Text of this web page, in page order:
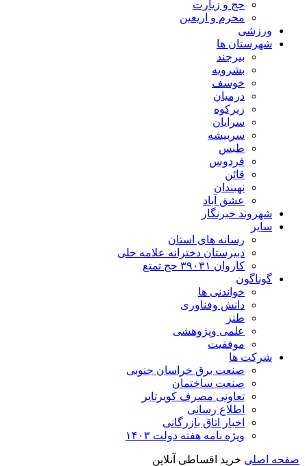
حج و زیارت
محرم و اریعین
ورزشی
شهرستان ها
بیرجند
بشرویه
خوسف
درمیان
زیرکوه
سرایان
سربیشه
طبس
فردوس
قائن
نهبندان
عشق آباد
شهروند خبرنگار
سایر
رسانه های استان
دبیرستان دخترانه علامه حلی
کاروان ۳۹۰۳۱ حج تمتع
گوناگون
خواندنی ها
دانش وفناوری
طنز
علمی وپژوهشی
موفقیت
شرکت ها
صنعت برق خراسان جنوبی
صنعت ساختمان
تعاونی مصرف کویرتایر
اطلاع رسانی
اخبار اتاق بازرگانی
ویژه نامه هفته دولت ۱۴۰۳
صفحه اصلی خرید اقساطی آنلاین